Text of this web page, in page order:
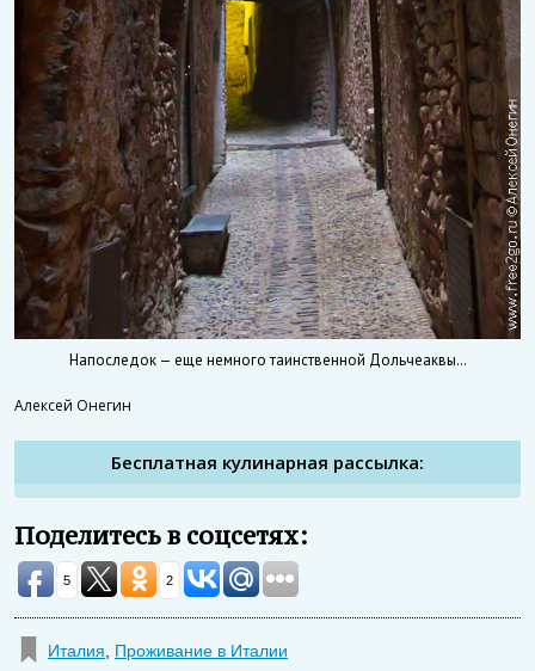
Напоследок — еще немного таинственной Дольчеаквы…
Алексей Онегин
Бесплатная кулинарная рассылка:
Поделитесь в соцсетях:
5 2
Италия, Проживание в Италии